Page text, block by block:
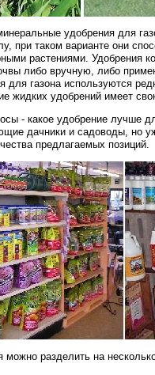
удобрения для
при таком варианте они
растениями. Удобрения
либо вручную, либо
газона используются
жидких удобрений имеет
- какое удобрение лучше
дачники и садоводы, но
предлагаемых позиций.
разделить на